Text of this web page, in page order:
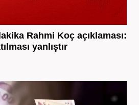
Rahmi Koç açıklaması:
yanlıştır